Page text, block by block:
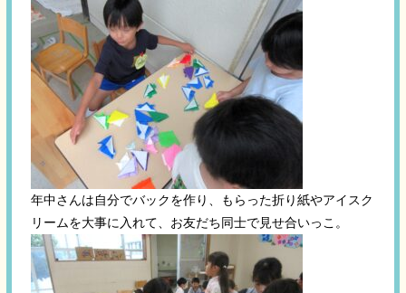
年中さんは自分でバックを作り、もらった折り紙やアイスク
リームを大事に入れて、お友だち同士で見せ合いっこ。